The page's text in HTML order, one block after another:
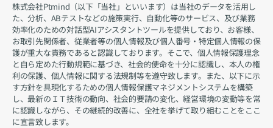
株式会社Ptmind（以下「当社」といいます）は当社のデータを活用し
た、分析、ABテストなどの施策実行、自動化等のサービス、及び業務
効率化のための対話型AIアシスタントツールを提供しており、お客様、
お取引先関係者、従業者等の個人情報及び個人番号・特定個人情報の保
護が重大な責務であると認識しております。そこで、個人情報保護理念
と自ら定めた行動規範に基づき、社会的使命を十分に認識し、本人の権
利の保護、個人情報に関する法規制等を遵守致します。また、以下に示
す方針を具現化するための個人情報保護マネジメントシステムを構築
し、最新のＩＴ技術の動向、社会的要請の変化、経営環境の変動等を常
に認識しながら、その継続的改善に、全社を挙げて取り組むことをここ
に宣言致します。